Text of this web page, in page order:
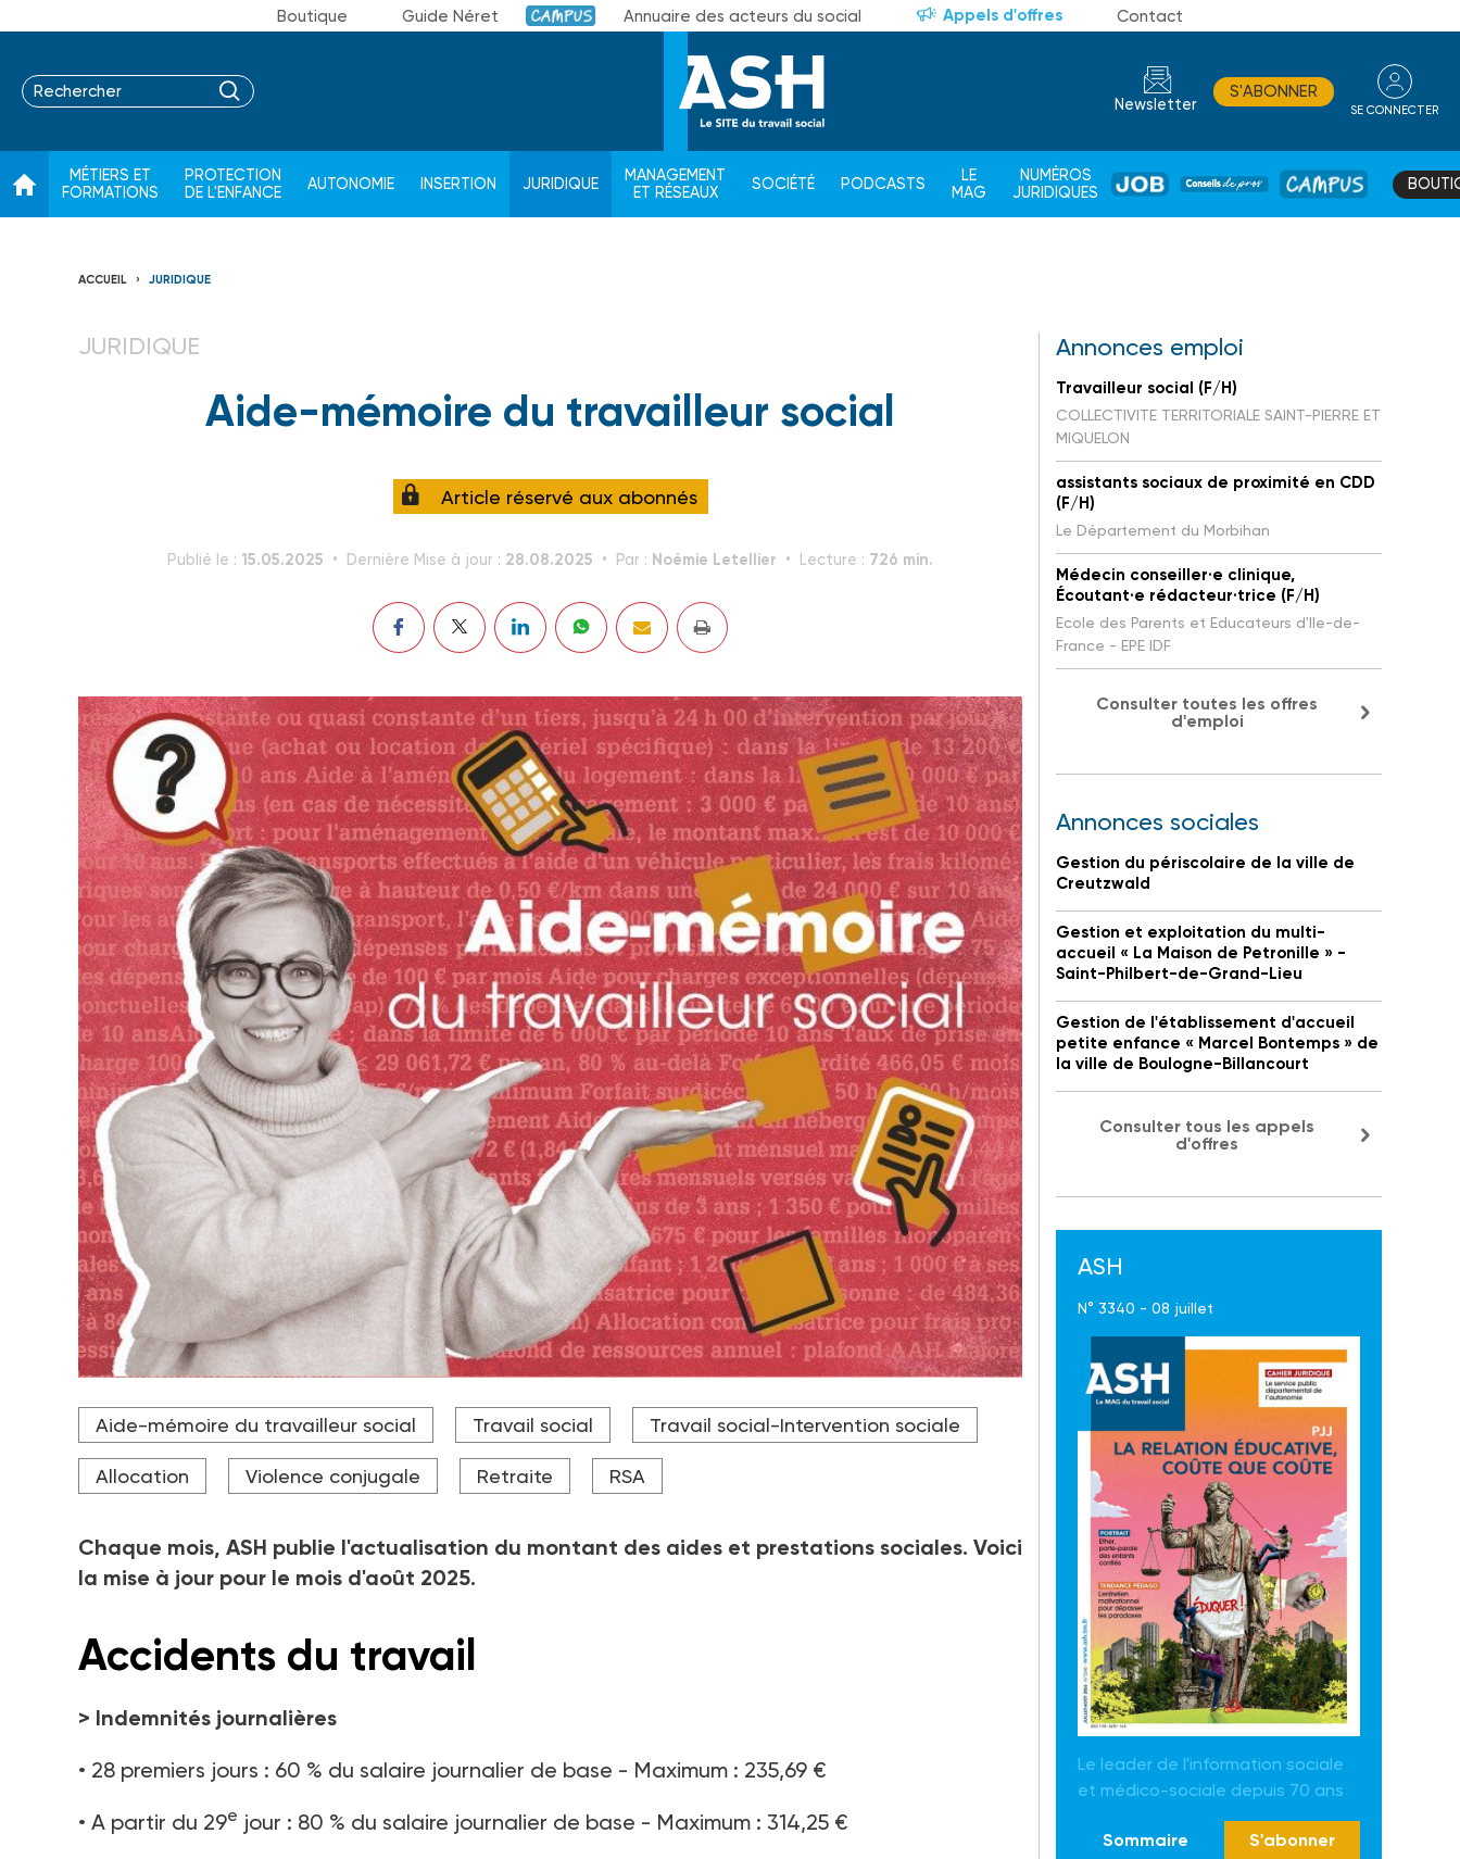
Boutique Guide Néret Campus Annuaire des acteurs du social Appels d'offres Contact
Newsletter
S'ABONNER
SE CONNECTER
MÉTIERS ET
FORMATIONS
PROTECTION
DE L'ENFANCE
AUTONOMIE INSERTION JURIDIQUE
MANAGEMENT
ET RÉSEAUX
SOCIÉTÉ PODCASTS
LE
MAG
NUMÉROS
JURIDIQUES
JOB
DE
CAMPUS
ACCUEIL JURIDIQUE
JURIDIQUE
Aide-mémoire du travailleur social
Article réservé aux abonnés
Publié le : 15.05.2025 Dernière Mise à jour : 28.08.2025 Par : Noémie Letellier Lecture : 726 min.
Aide-mémoire du travailleur social Travail social Travail social-Intervention sociale
Allocation Violence conjugale Retraite RSA
Chaque mois, ASH publie l'actualisation du montant des aides et prestations sociales. Voici
la mise à jour pour le mois d'août 2025.
Accidents du travail
> Indemnités journalières
• 28 premiers jours : 60 % du salaire journalier de base - Maximum : 235,69 €
• A partir du 29e jour : 80 % du salaire journalier de base - Maximum : 314,25 €
Annonces emploi
Travailleur social (F/H)
COLLECTIVITE TERRITORIALE SAINT-PIERRE ET
MIQUELON
assistants sociaux de proximité en CDD
(F/H)
Le Département du Morbihan
Médecin conseiller·e clinique,
Écoutant·e rédacteur·trice (F/H)
Ecole des Parents et Educateurs d'Ile-de-
France - EPE IDF
Consulter toutes les offres
d'emploi
Annonces sociales
Gestion du périscolaire de la ville de
Creutzwald
Gestion et exploitation du multi-
accueil « La Maison de Petronille » -
Saint-Philbert-de-Grand-Lieu
Gestion de l'établissement d'accueil
petite enfance « Marcel Bontemps » de
la ville de Boulogne-Billancourt
Consulter tous les appels
d'offres
ASH
N° 3340 - 08 juillet
Le leader de l'information sociale
et médico-sociale depuis 70 ans
Sommaire S'abonner